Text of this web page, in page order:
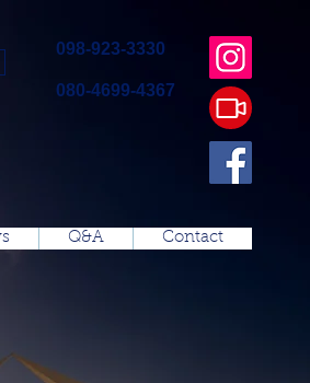
098-923-3330
080-4699-4367
Q&A Contact